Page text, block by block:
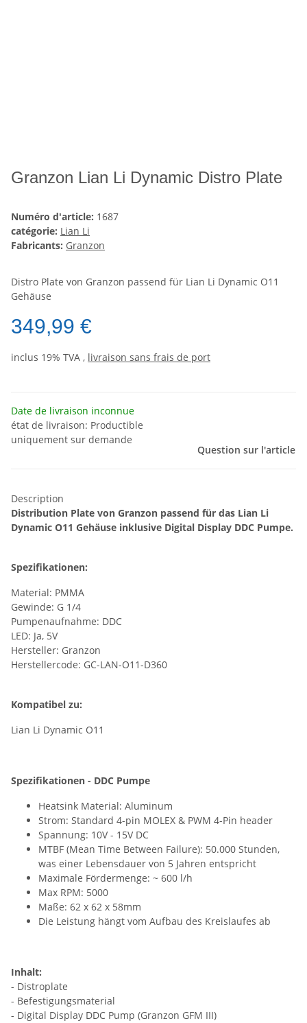
Granzon Lian Li Dynamic Distro Plate
Numéro d'article: 1687
catégorie: Lian Li
Fabricants: Granzon
Distro Plate von Granzon passend für Lian Li Dynamic O11
Gehäuse
349,99 €
inclus 19% TVA , livraison sans frais de port
Date de livraison inconnue
état de livraison: Productible
uniquement sur demande
Question sur l'article
Description
Distribution Plate von Granzon passend für das Lian Li
Dynamic O11 Gehäuse inklusive Digital Display DDC Pumpe.
Spezifikationen:
Material: PMMA
Gewinde: G 1/4
Pumpenaufnahme: DDC
LED: Ja, 5V
Hersteller: Granzon
Herstellercode: GC-LAN-O11-D360
Kompatibel zu:
Lian Li Dynamic O11
Spezifikationen - DDC Pumpe
Heatsink Material: Aluminum
Strom: Standard 4-pin MOLEX & PWM 4-Pin header
Spannung: 10V - 15V DC
MTBF (Mean Time Between Failure): 50.000 Stunden,
was einer Lebensdauer von 5 Jahren entspricht
Maximale Fördermenge: ~ 600 l/h
Max RPM: 5000
Maße: 62 x 62 x 58mm
Die Leistung hängt vom Aufbau des Kreislaufes ab
Inhalt:
- Distroplate
- Befestigungsmaterial
- Digital Display DDC Pump (Granzon GFM III)